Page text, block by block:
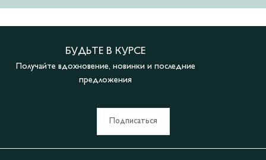
БУДЬТЕ В КУРСЕ
Получайте вдохновение, новинки и последние
предложения
Подписаться